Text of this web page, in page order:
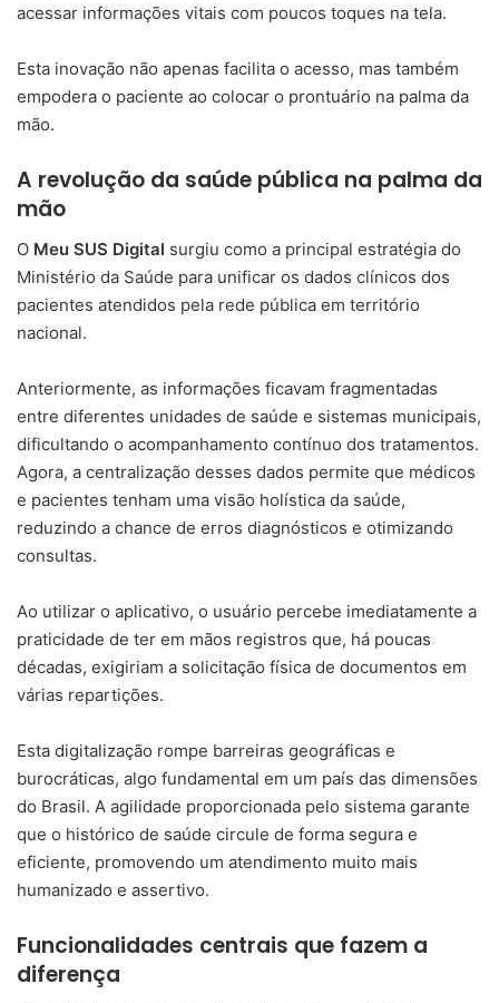
acessar informações vitais com poucos toques na tela.
Esta inovação não apenas facilita o acesso, mas também
empodera o paciente ao colocar o prontuário na palma da
mão.
A revolução da saúde pública na palma da
mão
O Meu SUS Digital surgiu como a principal estratégia do
Ministério da Saúde para unificar os dados clínicos dos
pacientes atendidos pela rede pública em território
nacional.
Anteriormente, as informações ficavam fragmentadas
entre diferentes unidades de saúde e sistemas municipais,
dificultando o acompanhamento contínuo dos tratamentos.
Agora, a centralização desses dados permite que médicos
e pacientes tenham uma visão holística da saúde,
reduzindo a chance de erros diagnósticos e otimizando
consultas.
Ao utilizar o aplicativo, o usuário percebe imediatamente a
praticidade de ter em mãos registros que, há poucas
décadas, exigiriam a solicitação física de documentos em
várias repartições.
Esta digitalização rompe barreiras geográficas e
burocráticas, algo fundamental em um país das dimensões
do Brasil. A agilidade proporcionada pelo sistema garante
que o histórico de saúde circule de forma segura e
eficiente, promovendo um atendimento muito mais
humanizado e assertivo.
Funcionalidades centrais que fazem a
diferença